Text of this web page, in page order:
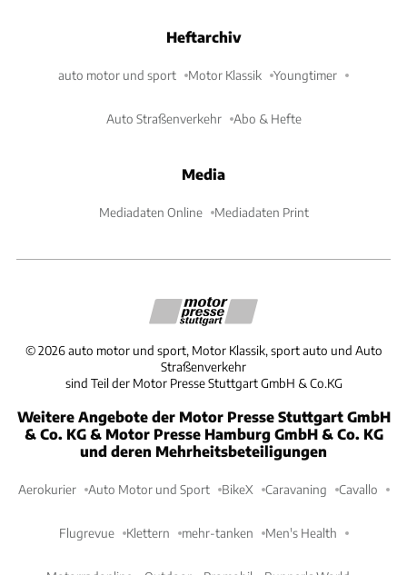
Heftarchiv
auto motor und sport Motor Klassik Youngtimer
Auto Straßenverkehr Abo & Hefte
Media
Mediadaten Online Mediadaten Print
©2026 auto motor und sport, Motor Klassik, sport auto und Auto
Straßenverkehr
sind Teil der Motor Presse Stuttgart GmbH & Co.KG
Weitere Angebote der Motor Presse Stuttgart GmbH
& Co. KG & Motor Presse Hamburg GmbH & Co. KG
und deren Mehrheitsbeteiligungen
Aerokurier Auto Motor und Sport BikeX Caravaning Cavallo
Flugrevue Klettern mehr-tanken Men's Health